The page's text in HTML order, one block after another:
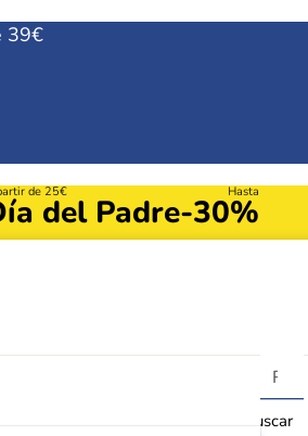
39€
de 25€
del Padre
Hasta
-30%
Buscar